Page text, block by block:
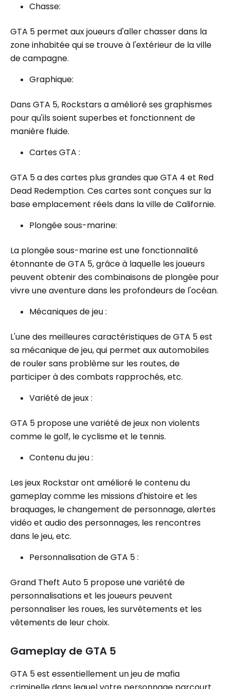
Chasse:
GTA 5 permet aux joueurs d'aller chasser dans la
zone inhabitée qui se trouve à l'extérieur de la ville
de campagne.
Graphique:
Dans GTA 5, Rockstars a amélioré ses graphismes
pour qu'ils soient superbes et fonctionnent de
manière fluide.
Cartes GTA :
GTA 5 a des cartes plus grandes que GTA 4 et Red
Dead Redemption. Ces cartes sont conçues sur la
base emplacement réels dans la ville de Californie.
Plongée sous-marine:
La plongée sous-marine est une fonctionnalité
étonnante de GTA 5, grâce à laquelle les joueurs
peuvent obtenir des combinaisons de plongée pour
vivre une aventure dans les profondeurs de l'océan.
Mécaniques de jeu :
L'une des meilleures caractéristiques de GTA 5 est
sa mécanique de jeu, qui permet aux automobiles
de rouler sans problème sur les routes, de
participer à des combats rapprochés, etc.
Variété de jeux :
GTA 5 propose une variété de jeux non violents
comme le golf, le cyclisme et le tennis.
Contenu du jeu :
Les jeux Rockstar ont amélioré le contenu du
gameplay comme les missions d'histoire et les
braquages, le changement de personnage, alertes
vidéo et audio des personnages, les rencontres
dans le jeu, etc.
Personnalisation de GTA 5 :
Grand Theft Auto 5 propose une variété de
personnalisations et les joueurs peuvent
personnaliser les roues, les survêtements et les
vêtements de leur choix.
Gameplay de GTA 5
GTA 5 est essentiellement un jeu de mafia